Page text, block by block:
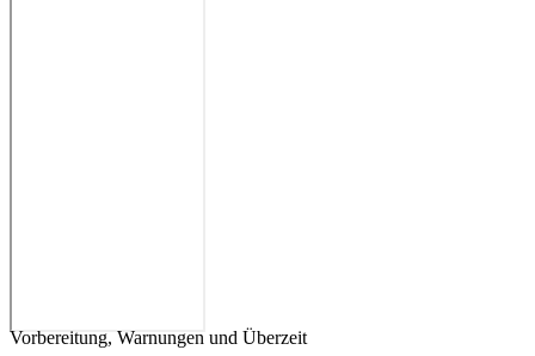
Vorbereitung, Warnungen und Überzeit